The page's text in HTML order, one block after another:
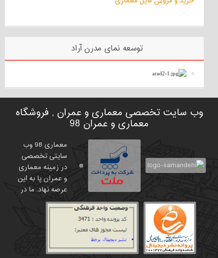
توسعه نمای مدرن آراد
وب سایت تخصصی معماری و عمران , فروشگاه
معماری و عمران 98
معماری 98 وب
سایتی تخصصی
در زمینه معماری
و عمران پا به این
عرصه نهاد. ما در